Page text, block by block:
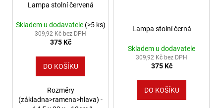
Lampa stolní červená
Skladem u dodavatele (>5 ks)
309,92 Kč bez DPH
375 Kč
DO KOŠÍKU
Rozměry
(základna>ramena>hlava) -
Lampa stolní černá
Skladem u dodavatele
309,92 Kč bez DPH
375 Kč
DO KOŠÍKU